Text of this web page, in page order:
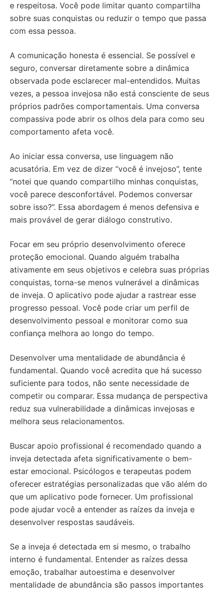
e respeitosa. Você pode limitar quanto compartilha
sobre suas conquistas ou reduzir o tempo que passa
com essa pessoa.
A comunicação honesta é essencial. Se possível e
seguro, conversar diretamente sobre a dinâmica
observada pode esclarecer mal-entendidos. Muitas
vezes, a pessoa invejosa não está consciente de seus
próprios padrões comportamentais. Uma conversa
compassiva pode abrir os olhos dela para como seu
comportamento afeta você.
Ao iniciar essa conversa, use linguagem não
acusatória. Em vez de dizer “você é invejoso”, tente
“notei que quando compartilho minhas conquistas,
você parece desconfortável. Podemos conversar
sobre isso?”. Essa abordagem é menos defensiva e
mais provável de gerar diálogo construtivo.
Focar em seu próprio desenvolvimento oferece
proteção emocional. Quando alguém trabalha
ativamente em seus objetivos e celebra suas próprias
conquistas, torna-se menos vulnerável a dinâmicas
de inveja. O aplicativo pode ajudar a rastrear esse
progresso pessoal. Você pode criar um perfil de
desenvolvimento pessoal e monitorar como sua
confiança melhora ao longo do tempo.
Desenvolver uma mentalidade de abundância é
fundamental. Quando você acredita que há sucesso
suficiente para todos, não sente necessidade de
competir ou comparar. Essa mudança de perspectiva
reduz sua vulnerabilidade a dinâmicas invejosas e
melhora seus relacionamentos.
Buscar apoio profissional é recomendado quando a
inveja detectada afeta significativamente o bem-
estar emocional. Psicólogos e terapeutas podem
oferecer estratégias personalizadas que vão além do
que um aplicativo pode fornecer. Um profissional
pode ajudar você a entender as raízes da inveja e
desenvolver respostas saudáveis.
Se a inveja é detectada em si mesmo, o trabalho
interno é fundamental. Entender as raízes dessa
emoção, trabalhar autoestima e desenvolver
mentalidade de abundância são passos importantes